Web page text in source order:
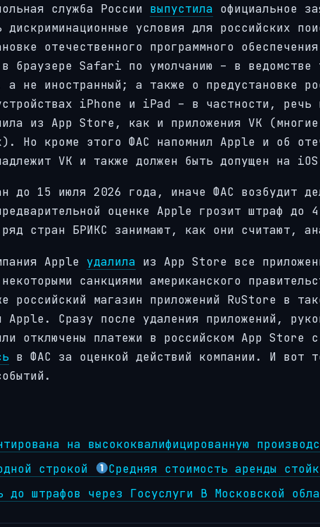
служба России выпустила официальное
дискриминационные условия для российских
отечественного программного
в браузере Safari по умолчанию – в
а не иностранный; а также о предустановке
iPhone и iPad – в частности, речь
из App Store, как и приложения VK
Но кроме этого ФАС напомнил Apple и об
VK и также должен быть допущен на
до 15 июля 2026 года, иначе ФАС возбудит
оценке Apple грозит штраф до
стран БРИКС занимают, как они считают,
Apple удалила из App Store все
санкциями американского
российский магазин приложений RuStore в
Apple. Сразу после удаления приложений,
отключены платежи в российском App Store
в ФАС за оценкой действий компании. И вот
на высококвалифицированную
строкой
Средняя стоимость аренды
до штрафов через Госуслуги В Московской